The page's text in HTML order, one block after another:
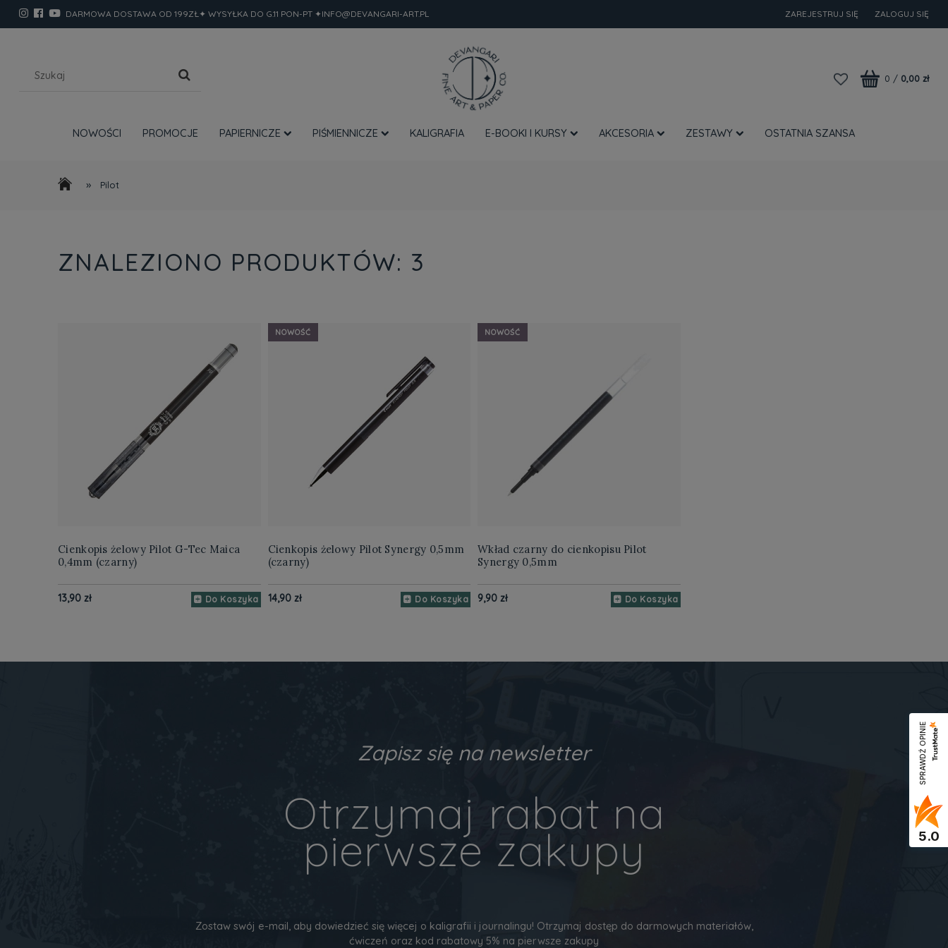
DARMOWA DOSTAWA OD 199ZŁ✦ WYSYŁKA DO G.11 PON-PT ✦INFO@DEVANGARI-ART.PL ZAREJESTRUJ SIĘ ZALOGUJ SIĘ
0 / 0,00 zł
NOWOŚCI PROMOCJE PAPIERNICZE PIŚMIENNICZE KALIGRAFIA E-BOOKI I KURSY AKCESORIA ZESTAWY OSTATNIA SZANSA
» Pilot
ZNALEZIONO PRODUKTÓW: 3
Cienkopis żelowy Pilot G-Tec Maica
0,4mm (czarny)
13,90 zł Do Koszyka
Cienkopis żelowy Pilot Synergy 0,5mm
(czarny)
14,90 zł Do Koszyka
NOWOŚĆ
Wkład czarny do cienkopisu Pilot
Synergy 0,5mm
9,90 zł Do Koszyka
NOWOŚĆ
Zapisz się na newsletter
Otrzymaj rabat na
pierwsze zakupy
Zostaw swój e-mail, aby dowiedzieć się więcej o kaligrafii i journalingu! Otrzymaj dostęp do darmowych materiałów,
ćwiczeń oraz kod rabatowy 5% na pierwsze zakupy
SPRAWDŹ OPINIE
5.0